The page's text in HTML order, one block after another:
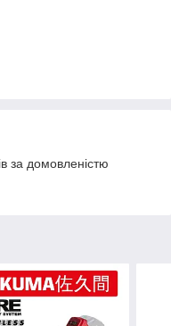
за домовленістю